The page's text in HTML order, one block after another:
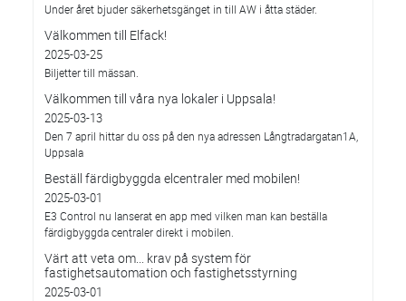
Under året bjuder säkerhetsgänget in till AW i åtta städer.
Välkommen till Elfack!
2025-03-25
Biljetter till mässan.
Välkommen till våra nya lokaler i Uppsala!
2025-03-13
Den 7 april hittar du oss på den nya adressen Långtradargatan1A,
Uppsala
Beställ färdigbyggda elcentraler med mobilen!
2025-03-01
E3 Control nu lanserat en app med vilken man kan beställa
färdigbyggda centraler direkt i mobilen.
Värt att veta om... krav på system för
fastighetsautomation och fastighetsstyrning
2025-03-01